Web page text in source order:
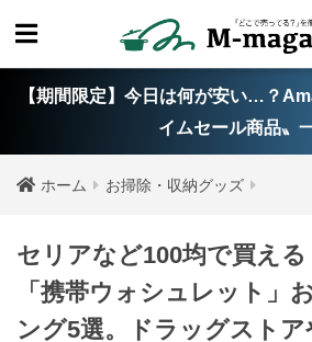
【期間限定】今日は何が安い…？
イムセール商品〟
ホーム お掃除・収納グッズ
セリアなど100均で買え
「携帯ウォシュレット」
ング5選。ドラッグスト